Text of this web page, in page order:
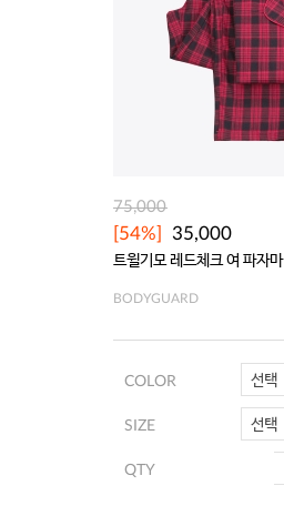
75,000
[54%] 35,000
트윌기모 레드체크 여 파자마
BODYGUARD
COLOR 선택
SIZE 선택
QTY